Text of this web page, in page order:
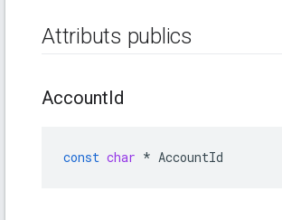
Attributs publics
AccountId
const char * AccountId